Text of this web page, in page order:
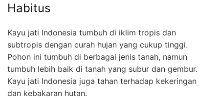
Habitus
Kayu jati Indonesia tumbuh di iklim tropis dan
subtropis dengan curah hujan yang cukup tinggi.
Pohon ini tumbuh di berbagai jenis tanah, namun
tumbuh lebih baik di tanah yang subur dan gembur.
Kayu jati Indonesia juga tahan terhadap kekeringan
dan kebakaran hutan.